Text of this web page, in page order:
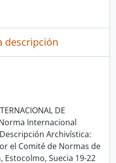
descripción
DE
Norma Internacional
Archivística:
el Comité de Normas de
Estocolmo, Suecia 19-22